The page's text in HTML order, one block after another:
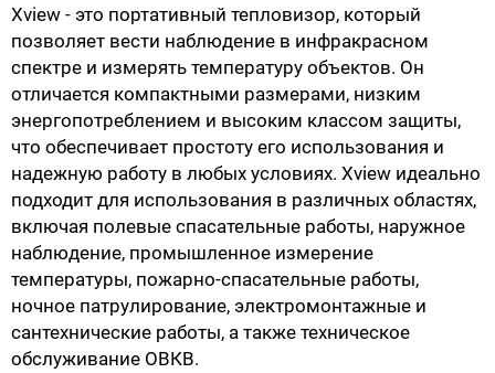
Xview - это портативный тепловизор, который
позволяет вести наблюдение в инфракрасном
спектре и измерять температуру объектов. Он
отличается компактными размерами, низким
энергопотреблением и высоким классом защиты,
что обеспечивает простоту его использования и
надежную работу в любых условиях. Xview идеально
подходит для использования в различных областях,
включая полевые спасательные работы, наружное
наблюдение, промышленное измерение
температуры, пожарно-спасательные работы,
ночное патрулирование, электромонтажные и
сантехнические работы, а также техническое
обслуживание ОВКВ.